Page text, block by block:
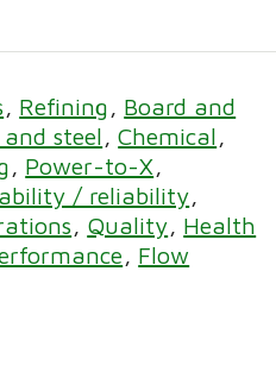
Refining
Board and
steel
Chemical
Power-to-X
/ reliability
Quality
Health
Flow